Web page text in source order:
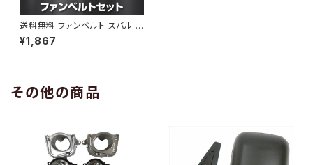
送料無料 ファンベルト スバル サ
ンバー 型式TV1 H10.08～H2
4.04 （国内トップメーカー） 1本
¥1,867
その他の商品